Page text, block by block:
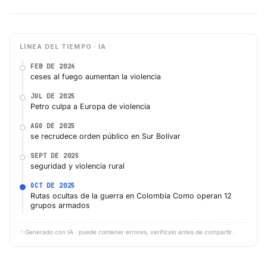
LÍNEA DEL TIEMPO · IA
FEB DE 2024
ceses al fuego aumentan la violencia
JUL DE 2025
Petro culpa a Europa de violencia
AGO DE 2025
se recrudece orden público en Sur Bolívar
SEPT DE 2025
seguridad y violencia rural
OCT DE 2025
Rutas ocultas de la guerra en Colombia Como operan 12
grupos armados
✨ Generado con IA · puede contener errores, verifícalo antes de compartir.